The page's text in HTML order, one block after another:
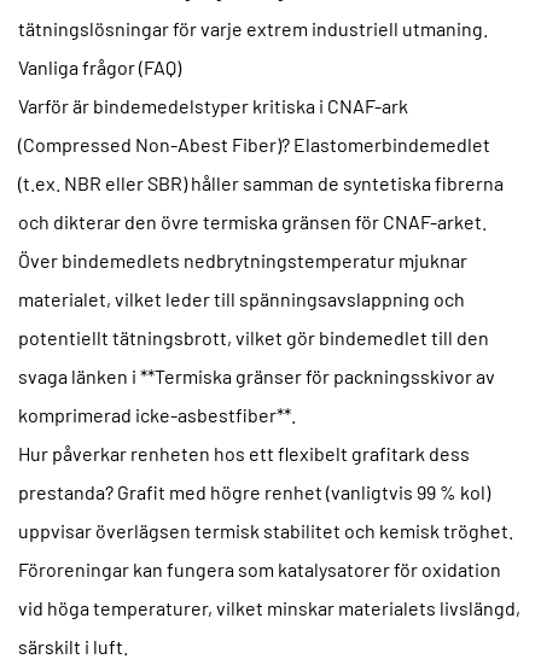
tätningslösningar för varje extrem industriell utmaning.
Vanliga frågor (FAQ)
Varför är bindemedelstyper kritiska i CNAF-ark
(Compressed Non-Abest Fiber)? Elastomerbindemedlet
(t.ex. NBR eller SBR) håller samman de syntetiska fibrerna
och dikterar den övre termiska gränsen för CNAF-arket.
Över bindemedlets nedbrytningstemperatur mjuknar
materialet, vilket leder till spänningsavslappning och
potentiellt tätningsbrott, vilket gör bindemedlet till den
svaga länken i **Termiska gränser för packningsskivor av
komprimerad icke-asbestfiber**.
Hur påverkar renheten hos ett flexibelt grafitark dess
prestanda? Grafit med högre renhet (vanligtvis 99 % kol)
uppvisar överlägsen termisk stabilitet och kemisk tröghet.
Föroreningar kan fungera som katalysatorer för oxidation
vid höga temperaturer, vilket minskar materialets livslängd,
särskilt i luft.